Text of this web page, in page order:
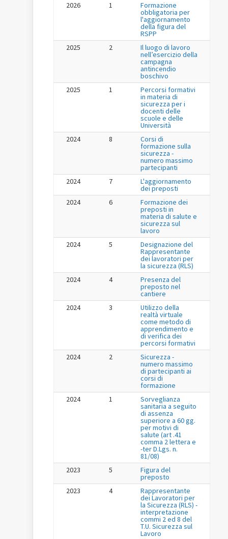
2026
1 Formazione
obbligatoria per
l'aggiornamento
della figura del
RSPP
2025
2 Il luogo di lavoro
nell’esercizio della
campagna
antincendio
boschivo
2025
1 Percorsi formativi
in materia di
sicurezza per i
docenti delle
scuole e delle
Università
2024
8 Corsi di
formazione sulla
sicurezza -
numero massimo
partecipanti
2024
7 L'aggiornamento
dei preposti
2024
6 Formazione dei
preposti in
materia di salute e
sicurezza sul
lavoro
2024
5 Designazione del
Rappresentante
dei lavoratori per
la sicurezza (RLS)
2024
4 Presenza del
preposto nel
cantiere
2024
3 Utilizzo della
realtà virtuale
come metodo di
apprendimento e
di verifica dei
percorsi formativi
2024
2 Sicurezza -
numero massimo
di partecipanti ai
corsi di
formazione
2024
1 Sorveglianza
sanitaria a seguito
di assenza
superiore a 60 gg.
per motivi di
salute (art .41
comma 2 lettera e
-ter D.Lgs. n.
81/08)
2023
5 Figura del
preposto
2023
4 Rappresentante
dei Lavoratori per
la Sicurezza (RLS) -
interpretazione
commi 2 ed 8 del
T.U. Sicurezza sul
Lavoro